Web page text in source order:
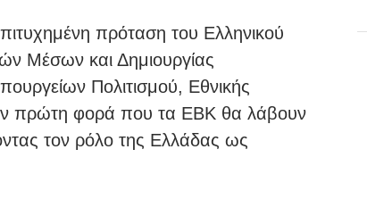
πρόταση του Ελληνικού
Μέσων και Δημιουργίας
Πολιτισμού, Εθνικής
πρώτη φορά που τα ΕΒΚ θα λάβουν
τον ρόλο της Ελλάδας ως